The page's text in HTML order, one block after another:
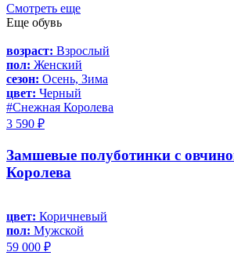
Смотреть еще
Еще обувь
возраст: Взрослый
пол: Женский
сезон: Осень, Зима
цвет: Черный
#Снежная Королева
3 590 ₽
Замшевые полуботинки с
Королева
цвет: Коричневый
пол: Мужской
59 000 ₽